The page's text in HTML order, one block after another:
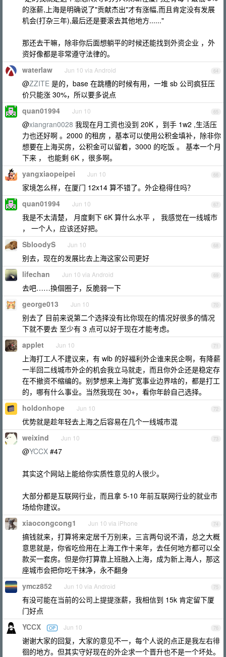
的涨薪,上海是明确说了"贡献杰出"才有涨幅,而且肯定没有发展
机会(打杂三年),最后还是要滚去其他地方......"
那还去干嘛，除非你后面想躺平的时候还能找到外资企业 ，外
资好像都是非常遵守法律的。
64
waterlaw Jun 10 via Android
@ZZITE 是的，base 在跳槽的时候有用，一堆 sb 公司疯狂压
价只能涨 30%，所以要多说点
65
quan01994 Jun 10
@xiangran0028 我现在月工资也没到 20K ，到手 1w2 ,生活压
力也还好啊 。2000 的租房 ，基本可以使用公积金填补，除非你
想要在上海买房，公积金可以留着，3000 的吃饭 。 基本一个月
下来 ， 也能剩 6K ，很多啊。
66
yangxiaopeipei Jun 10
家境怎么样，在厦门 12x14 算不错了。外企稳得住吗？
67
quan01994 Jun 10
我是不太清楚， 月度剩下 6K 算什么水平 ， 我感觉在一线城市
， 一个人，应该还好把。
68
SbloodyS Jun 10
别去，现在的发展比去上海这家公司更好
69
lifechan Jun 10 via Android
去吧……換個圈子，反脆弱一下
70
george013 Jun 10
别去了 目前来说第二个选择没有比你现在的情况好很多的情况
下就不要去 至少有 3 点可以好于现在才能考虑。
71
applet Jun 10
上海打工人不建议来，有 wlb 的好福利外企谁来民企啊，有降薪
一半回二线城市外企的机会我立马就走，而且你外企还是稳定存
在不撤资不缩编的。别梦想来上海扩宽事业边界啥的，都是打工
的，哪有什么事业。当然我现在 30+，看你年龄自己选择。
72
holdonhope Jun 10
优势就是趁年轻去上海之后容易在几个一线城市混
73
weixind Jun 10
@YCCX #47
其实这个网站上能给你实质性意见的人很少。
大部分都是互联网行业，而且拿 5-10 年前互联网行业的就业市
场给你建议。
74
xiaocongcong1 Jun 10 via iPhone
搞钱就来，打算将来定居千万别来，三言两句说不清，总之大概
意思就是，你省吃俭用在上海工作十来年，去任何地方都可以全
款买一套房。但是你打算靠上班融入上海，成为新上海人，那这
座城市会把你吃干抹净，永不翻身
75
ymcz852 Jun 10 via Android
有没可能在当前的公司上提提涨薪，我相信到 15k 肯定留下厦
门好点
76
YCCX OP Jun 10
谢谢大家的回复，大家的意见不一，每个人说的点正是我左右徘
徊的地方。但其实守好现在的外企求一个晋升也不是一个坏处。